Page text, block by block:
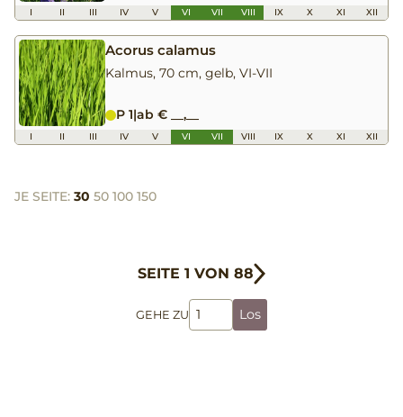
I II III IV V VI VII VIII IX X XI XII
Acorus calamus
Kalmus, 70 cm, gelb, VI-VII
P 1|ab € __,__
I II III IV V VI VII VIII IX X XI XII
JE SEITE: 30 50 100 150
SEITE 1 VON 88
GEHE ZU Los